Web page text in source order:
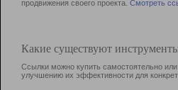
продвижения своего проекта. Смотреть
Какие существуют
Ссылки можно купить самостоятельно
улучшению их эффективности для